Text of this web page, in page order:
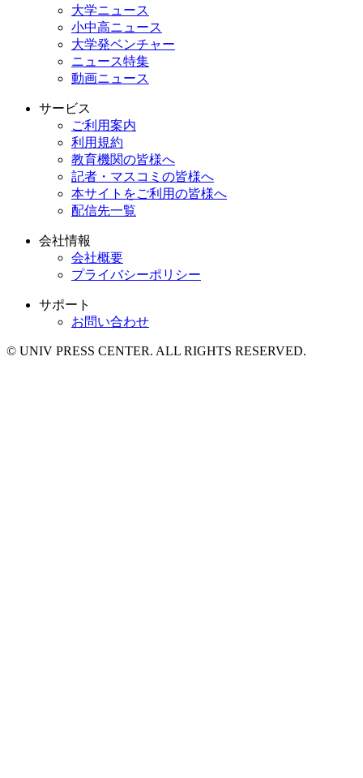
大学ニュース
小中高ニュース
大学発ベンチャー
ニュース特集
動画ニュース
サービス
ご利用案内
利用規約
教育機関の皆様へ
記者・マスコミの皆様へ
本サイトをご利用の皆様へ
配信先一覧
会社情報
会社概要
プライバシーポリシー
サポート
お問い合わせ
© UNIV PRESS CENTER. ALL RIGHTS RESERVED.